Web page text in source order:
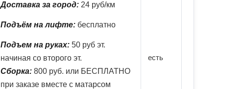
Доставка за город: 24 руб/км
Подъём на лифте: бесплатно
Подъем на руках: 50 руб эт.
начиная со второго эт.
Сборка: 800 руб. или БЕСПЛАТНО
при заказе вместе с матарсом
есть